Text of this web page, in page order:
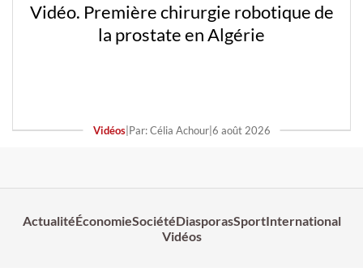
Vidéo. Première chirurgie robotique de
la prostate en Algérie
Vidéos| Par: Célia Achour| 6 août 2026
ActualitéÉconomieSociétéDiasporasSportInternational
Vidéos